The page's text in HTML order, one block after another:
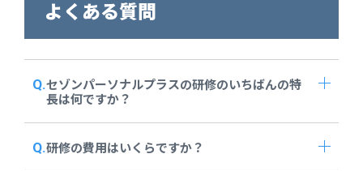
よくある質問
セゾンパーソナルプラスの研修のいちばんの特
長は何ですか？
研修の費用はいくらですか？